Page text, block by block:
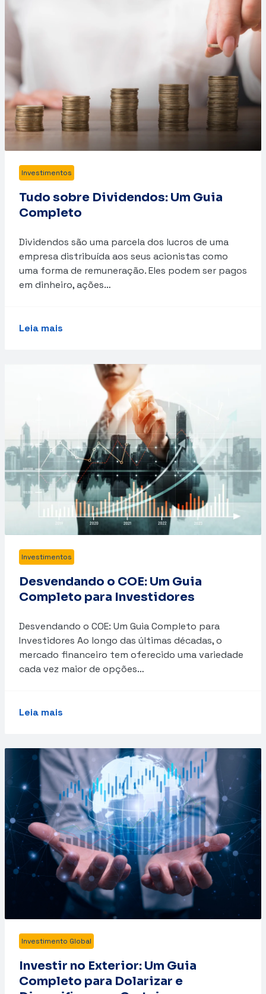
Investimentos
Tudo sobre Dividendos: Um Guia
Completo
Dividendos são uma parcela dos lucros de uma
empresa distribuída aos seus acionistas como
uma forma de remuneração. Eles podem ser pagos
em dinheiro, ações…
Leia mais
Investimentos
Desvendando o COE: Um Guia
Completo para Investidores
Desvendando o COE: Um Guia Completo para
Investidores Ao longo das últimas décadas, o
mercado financeiro tem oferecido uma variedade
cada vez maior de opções…
Leia mais
Investimento Global
Investir no Exterior: Um Guia
Completo para Dolarizar e